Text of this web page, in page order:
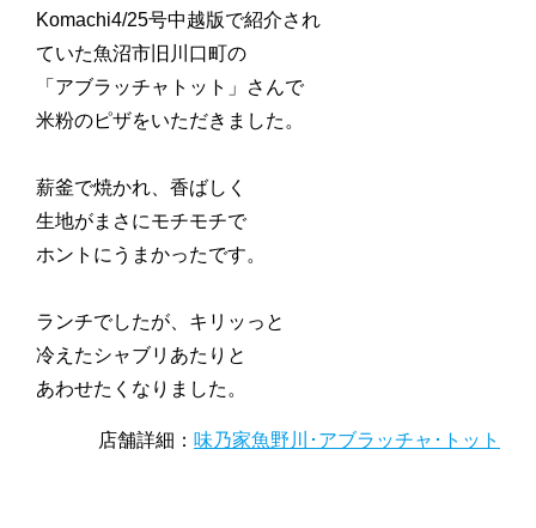
Komachi4/25号中越版で紹介され
ていた魚沼市旧川口町の
「アブラッチャトット」さんで
米粉のピザをいただきました。
薪釜で焼かれ、香ばしく
生地がまさにモチモチで
ホントにうまかったです。
ランチでしたが、キリッっと
冷えたシャブリあたりと
あわせたくなりました。
店舗詳細： 味乃家魚野川･アブラッチャ･トット